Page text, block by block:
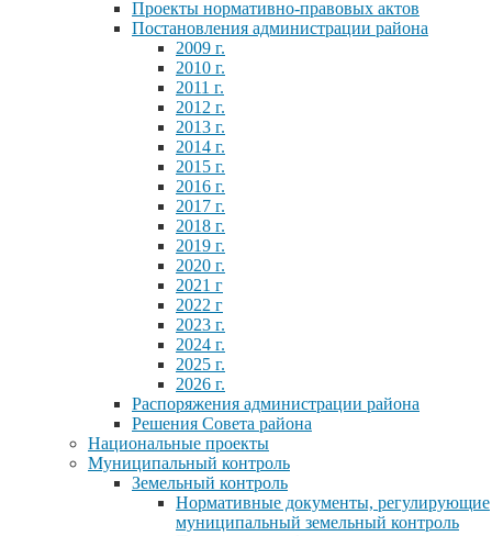
Проекты нормативно-правовых актов
Постановления администрации района
2009 г.
2010 г.
2011 г.
2012 г.
2013 г.
2014 г.
2015 г.
2016 г.
2017 г.
2018 г.
2019 г.
2020 г.
2021 г
2022 г
2023 г.
2024 г.
2025 г.
2026 г.
Распоряжения администрации района
Решения Совета района
Национальные проекты
Муниципальный контроль
Земельный контроль
Нормативные документы, регулирующие
муниципальный земельный контроль